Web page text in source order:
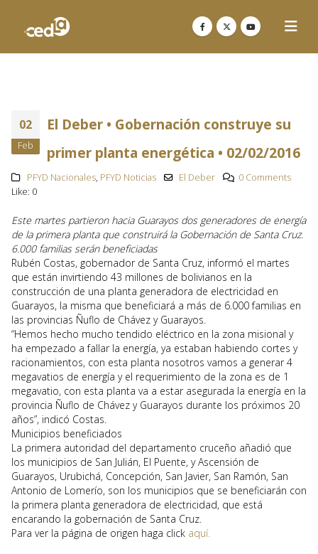
02
Feb
El Deber • Gobernación construye su
primer planta energética • 02/02/2016
PFYD Nacionales, PFYD Noticias El Deber
0 Comments
Like: 0
Este martes partieron hacia Guarayos dos generadores de energía
de la primera planta que construirá la Gobernación de Santa Cruz.
6.000 familias serán beneficiadas
Rubén Costas, gobernador de Santa Cruz, informó el martes
que están invirtiendo 43 millones de bolivianos en la
construcción de una planta generadora de electricidad en
Guarayos, la misma que beneficiará a más de 6.000 familias en
las provincias Ñuflo de Chávez y Guarayos.
“Hemos hecho mucho tendido eléctrico en la zona misional y
ha empezado a fallar la energía, ya estaban habiendo cortes y
racionamientos, con esta planta nosotros vamos a generar 4
megavatios de energía y el requerimiento de la zona es de 1
megavatio, con esta planta va a estar asegurada la energía en la
provincia Ñuflo de Chávez y Guarayos durante los próximos 20
años”, indicó Costas.
Municipios beneficiados
La primera autoridad del departamento cruceño añadió que
los municipios de San Julián, El Puente, y Ascensión de
Guarayos, Urubichá, Concepción, San Javier, San Ramón, San
Antonio de Lomerío, son los municipios que se beneficiarán con
la primera planta generadora de electricidad, que está
encarando la gobernación de Santa Cruz.
Para ver la página de origen haga click aquí.